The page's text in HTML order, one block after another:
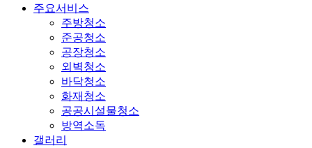
주요서비스
주방청소
준공청소
공장청소
외벽청소
바닥청소
화재청소
공공시설물청소
방역소독
갤러리